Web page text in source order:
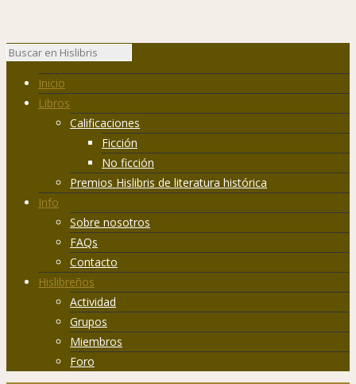
Inicio
Libros
Calificaciones
Ficción
No ficción
Premios Hislibris de literatura histórica
Info
Sobre nosotros
FAQs
Contacto
Hislibreños
Actividad
Grupos
Miembros
Foro